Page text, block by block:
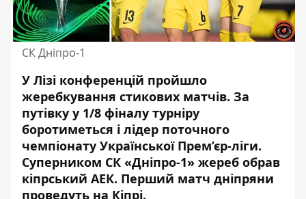
СК Дніпро-1
У Лізі конференцій пройшло
жеребкування стикових матчів. За
путівку у 1/8 фіналу турніру
боротиметься і лідер поточного
чемпіонату Української Прем’єр-ліги.
Суперником СК «Дніпро-1» жереб обрав
кіпрський АЕК. Перший матч дніпряни
проведуть на Кіпрі.